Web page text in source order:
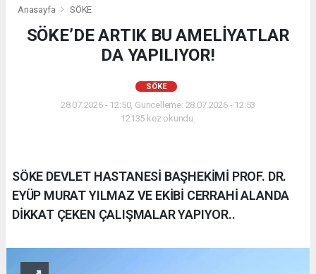
Anasayfa SÖKE
SÖKE’DE ARTIK BU AMELİYATLAR
DA YAPILIYOR!
SÖKE
28.07.2026 - 12:50, Güncelleme: 28.07.2026 - 12:53
12135 kez okundu.
SÖKE DEVLET HASTANESİ BAŞHEKİMİ PROF. DR.
EYÜP MURAT YILMAZ VE EKİBİ CERRAHİ ALANDA
DİKKAT ÇEKEN ÇALIŞMALAR YAPIYOR..